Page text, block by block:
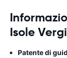
Isole
Patente di